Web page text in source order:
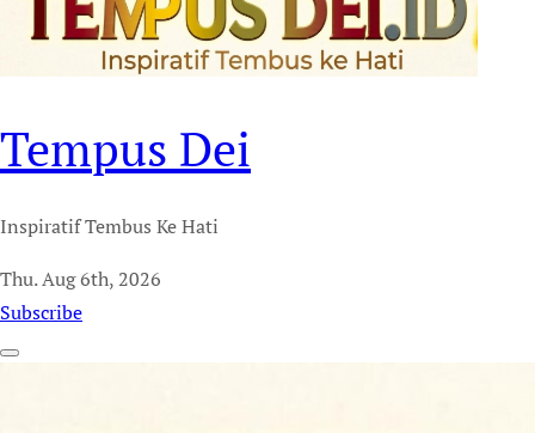
Tempus Dei
Inspiratif Tembus Ke Hati
Thu. Aug 6th, 2026
Subscribe